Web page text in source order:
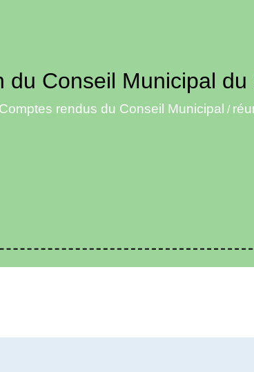
du Conseil Municipal
Comptes rendus du Conseil Municipal /